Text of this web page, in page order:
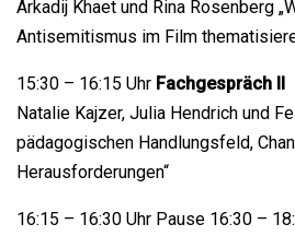
Arkadij Khaet und Rina Rosenberg
Antisemitismus im Film
15:30 – 16:15 Uhr Fachgespräch II
Natalie Kajzer, Julia Hendrich und
pädagogischen Handlungsfeld,
Herausforderungen“
16:15 – 16:30 Uhr Pause 16:30 –